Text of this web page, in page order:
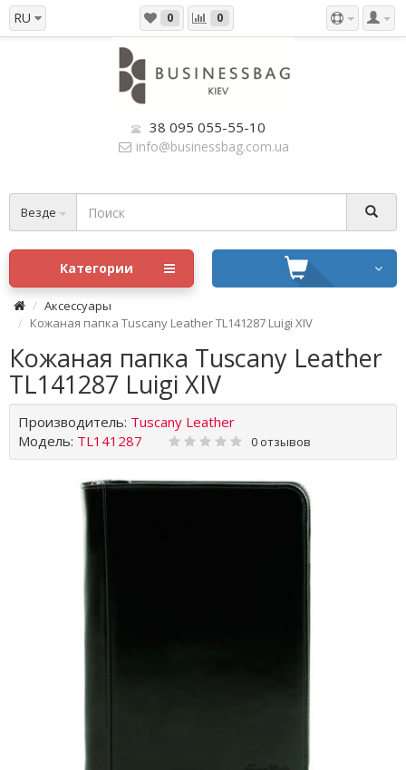
RU 0 0
38 095 055-55-10
info@businessbag.com.ua
Везде
Категории
Аксессуары
Кожаная папка Tuscany Leather TL141287 Luigi XIV
Кожаная папка Tuscany Leather
TL141287 Luigi XIV
Производитель: Tuscany Leather
Модель: TL141287 0 отзывов